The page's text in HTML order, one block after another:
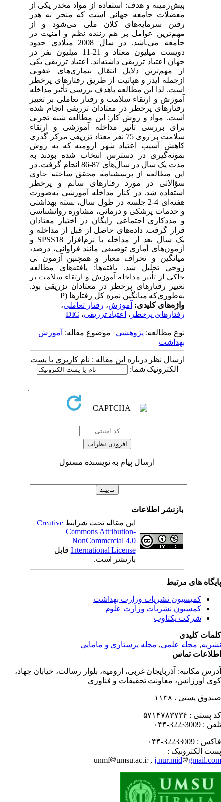
پیش‌زمینه و هدف: استفاده از مواد مخدر یکی از
معضلات جامعه جهانی است که منجر به هدر
رفتن سرمایه‌های کلان ملی می‌شود و از
مهم‌ترین عوامل بر هم زننده نظم و امنیت در
جامعه می‌باشد. در سال 2008 میلادی حدود
دویست میلیون معتاد و 21-11 میلیون نفر در
جهان اعتیاد تزریقی داشته‌اند. اعتیاد تزریقی یکی
از مهم‌ترین دلایل انتقال بیماری‌های عفونی
ازجمله ایدز و هپاتیت از طریق رفتارهای پرخطر
است. لذا این مطالعه باهدف بررسی تأثیر مداخله
آموزش و ارتقاء سلامت و رفتار تعاملی بر تغییر
رفتارهای پرخطر در معتادان تزریقی انجام شده
است. مواد و روش کار: این مطالعه شبه تجربی
برای بررسی تأثیر مداخله آموزشی و ارتقاء
سلامت بر روی 75 نفر معتاد تزریقی مرکز گذری
کاهش آسیب اعتیاد شهر ارومیه که به روش
نمونه‌گیری در دسترس انتخاب شده بودند به
مدت یک سال در سال‌های 87-86 انجام گرفت. در
این مطالعه از پرسشنامه محقق ساخته حاوی
سؤالاتی در مورد رفتارهای سالم و پرخطر
استفاده شد. در کنار مداخله آموزشی به‌صورت
هفته‌ای 4-2 جلسه در طول سال، بسته بهداشتی
و خدمات پزشکی و درمانی، مشاوره روانشناسی
و مددکاری اجتماعی رایگان در اختیار معتادان
قرار گرفت. داده‌های حاصل از قبل از مداخله و
یک سال بعد از مداخله با نرم‌افزار SPSS18 و
آزمون‌های آماری توصیفی مانند فراوانی، درصد،
میانگین و انحراف معیار و همچنین آزمون تی
زوجی تحلیل شد. یافته‌ها: یافته‌های مطالعه
حاکی از تأثیر مداخله آموزش و ارتقاء سلامت بر
تغییر رفتارهای پرخطر در معتادان تزریقی بود.
به‌طوری‌که میانگین نمره کل رفتارها (P
واژه‌های کلیدی:آموزش،رفتار تعاملی،
رفتارهای پرخطر، اعتیاد تزریقی،DIC
نوع مطالعه:پژوهشي| موضوع مقاله:آموزش
بهداشت
ارسال نظر درباره این مقاله : نام کاربری یا پست
الکترونیک شما:
ارسال پیام به نویسنده مسئول
بازنشر اطلاعات
این مقاله تحت شرایطCreative
Commons Attribution-
NonCommercial 4.0
International Licenseقابل
بازنشر است.
های مرتبط
کمیسیون نشریات وزارت بهداشت
کمسیون نشریات وزارت علوم
شرکت یکتاوب
کلیدی
,مجله علمی, مجله پرستاری و مامایی
تماس
مکاتبه:آذربایجان غربی، ارومیه، بلوار رسالت، خیابان جهاد،
اورژانس، معاونت تحقیقات و فناوری
پستی : ۱۱۳۸
پستی : ۵۷۱۴۷۸۳۷۳۴
: 32233009-۰۴۴
: 32233009-۰۴۴
الکترونیک :
unmf
umsu.ac.ir ,j.nur.mid